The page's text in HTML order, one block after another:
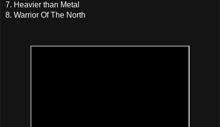
7. Heavier than Metal
8. Warrior Of The North